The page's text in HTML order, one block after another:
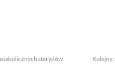
sterydów Kolejny: